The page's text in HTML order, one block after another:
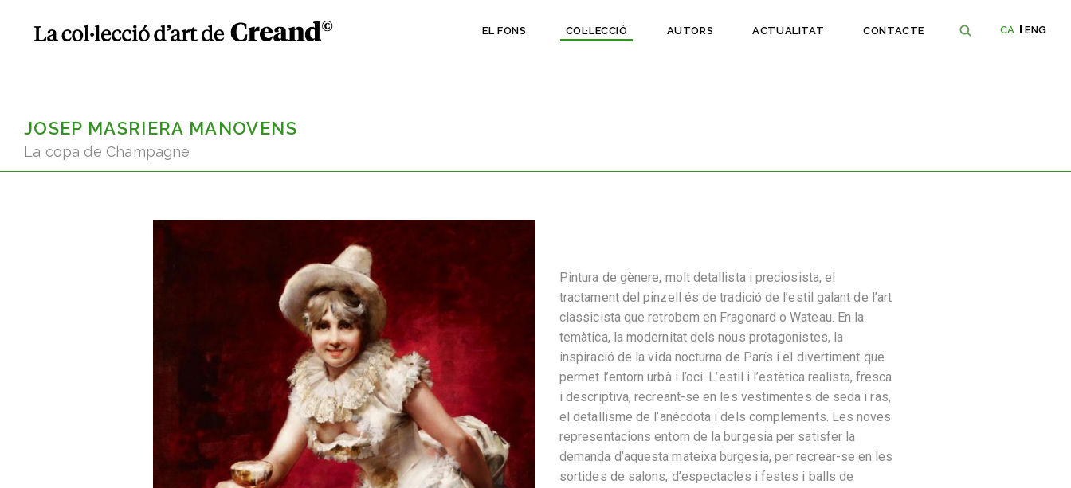
EL FONS COL·LECCIÓ AUTORS ACTUALITAT CONTACTE CA ENG
JOSEP MASRIERA MANOVENS
La copa de Champagne
Pintura de gènere, molt detallista i preciosista, el
tractament del pinzell és de tradició de l’estil galant de l’art
classicista que retrobem en Fragonard o Wateau. En la
temàtica, la modernitat dels nous protagonistes, la
inspiració de la vida nocturna de París i el divertiment que
permet l’entorn urbà i l’oci. L’estil i l’estètica realista, fresca
i descriptiva, recreant-se en les vestimentes de seda i ras,
el detallisme de l’anècdota i dels complements. Les noves
representacions entorn de la burgesia per satisfer la
demanda d’aquesta mateixa burgesia, per recrear-se en les
sortides de salons, d’espectacles i festes i balls de